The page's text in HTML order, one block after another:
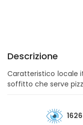
Descrizione
Caratteristico locale
soffitto che serve
1626